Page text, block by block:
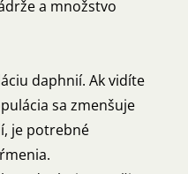
a množstvo
daphnií. Ak vidíte
sa zmenšuje
je potrebné